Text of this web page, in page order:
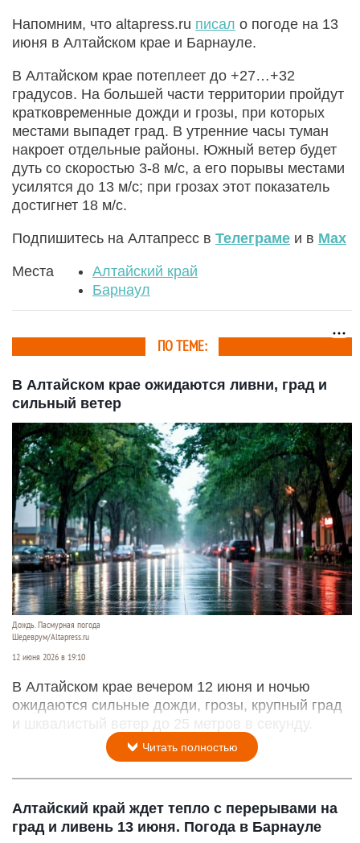
Напомним, что altapress.ru писал о погоде на 13
июня в Алтайском крае и Барнауле.
В Алтайском крае потеплеет до +27…+32
градусов. На большей части территории пройдут
кратковременные дожди и грозы, при которых
местами выпадет град. В утренние часы туман
накроет отдельные районы. Южный ветер будет
дуть со скоростью 3-8 м/с, а его порывы местами
усилятся до 13 м/с; при грозах этот показатель
достигнет 18 м/с.
Подпишитесь на Алтапресс в Телеграме и в Max
Места
Алтайский край
Барнаул
ПО ТЕМЕ:
В Алтайском крае ожидаются ливни, град и
сильный ветер
Дождь. Пасмурная погода
Шедеврум/Altapress.ru
12 июня 2026 в 19:10
В Алтайском крае вечером 12 июня и ночью
ожидаются сильные дожди, грозы, крупный град
и шквалистый ветер до 25 метров в секунду.
Читать полностью
Алтайский край ждет тепло с перерывами на
град и ливень 13 июня. Погода в Барнауле